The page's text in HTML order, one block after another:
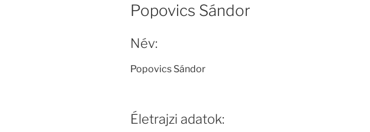
Popovics Sándor
Név:
Popovics Sándor
Életrajzi adatok: